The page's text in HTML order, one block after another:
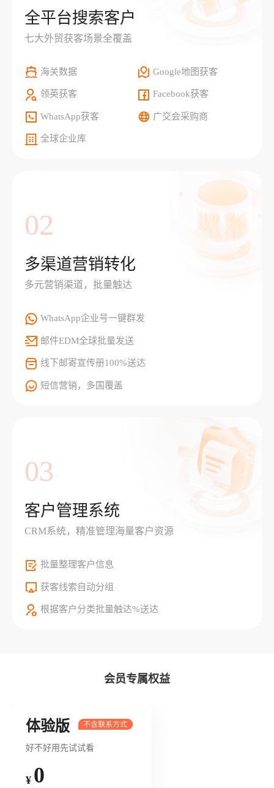
全平台搜索客户
七大外贸获客场景全覆盖
海关数据 Google地图获客
领英获客 Facebook获客
WhatsApp获客 广交会采购商
全球企业库
02
多渠道营销转化
多元营销渠道，批量触达
WhatsApp企业号一键群发
邮件EDM全球批量发送
线下邮寄宣传册100%送达
短信营销，多国覆盖
03
客户管理系统
CRM系统，精准管理海量客户资源
批量整理客户信息
获客线索自动分组
根据客户分类批量触达%送达
会员专属权益
体验版
好不好用先试试看
¥ 0